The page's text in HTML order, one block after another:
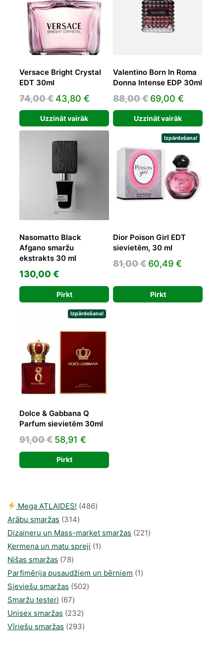
Versace Bright Crystal
EDT 30ml
74,00€ Original
price
was:
74,00 €.
43,80 € Current
price
is:
Uzzināt vairāk
Valentino Born In Roma
Donna Intense EDP 30ml
88,00€ Original
price
was:
88,00 €.
69,00 €
price
is:
69,00 €.
Uzzināt vairāk
Nasomatto Black
Afgano smaržu
ekstrakts 30 ml
130,00 €
Pirkt
Izpārdošana!
Dior Poison Girl EDT
sievietēm, 30 ml
81,00€ Original
was:
81,00 €.
60,49 €
60,49 €.
Pirkt
Izpārdošana!
Dolce & Gabbana Q
Parfum sievietēm 30ml
91,00€ Original
price
was:
58,91 €
price
is:
Pirkt
Mega ATLAIDES! 486486
Arābu smaržas 314314
produkti
Dizaineru un Mass-market smaržas 221221
Ķermeņa un matu spreji 11
Nišas smaržas 7878
produkts
Parfimērija pusaudžiem un bērniem 11
Sieviešu smaržas 502502
Smaržu testeri 6767
produkts
Unisex smaržas 232232
produkts
Vīriešu smaržas 293293